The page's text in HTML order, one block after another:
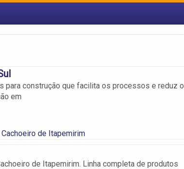
para construção que facilita os processos e reduz o
em
de Itapemirim
de Itapemirim. Linha completa de produtos